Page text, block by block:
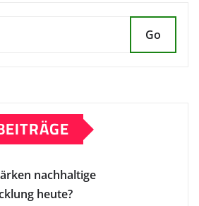
Go
nachhaltige
heute?